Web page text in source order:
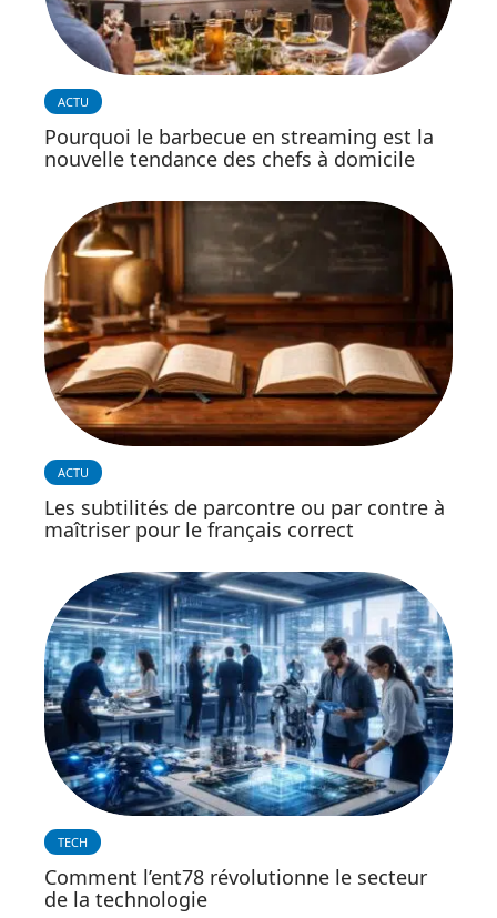
ACTU
Pourquoi le barbecue en streaming est la
nouvelle tendance des chefs à domicile
ACTU
Les subtilités de parcontre ou par contre à
maîtriser pour le français correct
TECH
Comment l’ent78 révolutionne le secteur
de la technologie